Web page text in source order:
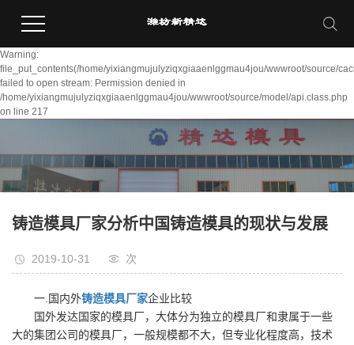
Warning:
file_put_contents(/home/yixiangmujulyziqxgiaaenlggmau4jou/wwwroot/source/
failed to open stream: Permission denied in
/home/yixiangmujulyziqxgiaaenlggmau4jou/wwwroot/source/model/api.class.php
on line 217
铸造模具厂家分析中国铸造模具的现状与发展
2019-10-31 次
一.国内外铸造模具厂家企业比较
国外发达国家的模具厂，大体分为独立的模具厂和隶属于一些
大的集团公司的模具厂，一般规模都不大，但专业化程度高，技术